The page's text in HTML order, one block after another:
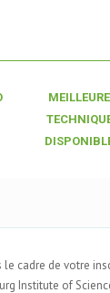
le cadre de votre
Institute of